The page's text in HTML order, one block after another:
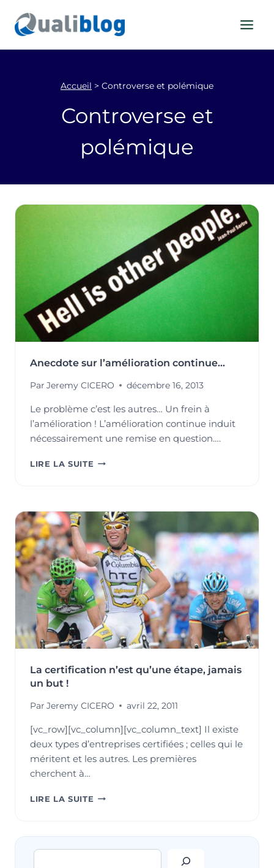
contenu
Accueil > Controverse et polémique
Controverse et
polémique
Anecdote sur l’amélioration continue…
Par Jeremy CICERO décembre 16, 2013
Le problème c’est les autres… Un frein à
l’amélioration ! L’amélioration continue induit
nécessairement une remise en question….
LIRE LA SUITE ANECDOTE
La certification n’est qu’une étape, jamais
un but !
Par Jeremy CICERO avril 22, 2011
[vc_row][vc_column][vc_column_text] Il existe
deux types d’entreprises certifiées ; celles qui le
méritent et les autres. Les premières
cherchent à…
LIRE LA SUITE LA
Rechercher